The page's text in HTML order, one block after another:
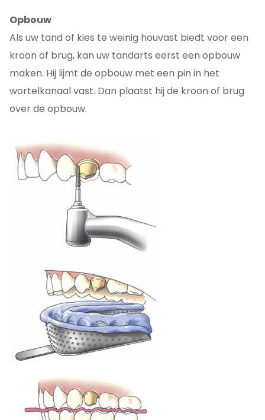
Opbouw
Als uw tand of kies te weinig houvast biedt voor een
kroon of brug, kan uw tandarts eerst een opbouw
maken. Hij lijmt de opbouw met een pin in het
wortelkanaal vast. Dan plaatst hij de kroon of brug
over de opbouw.